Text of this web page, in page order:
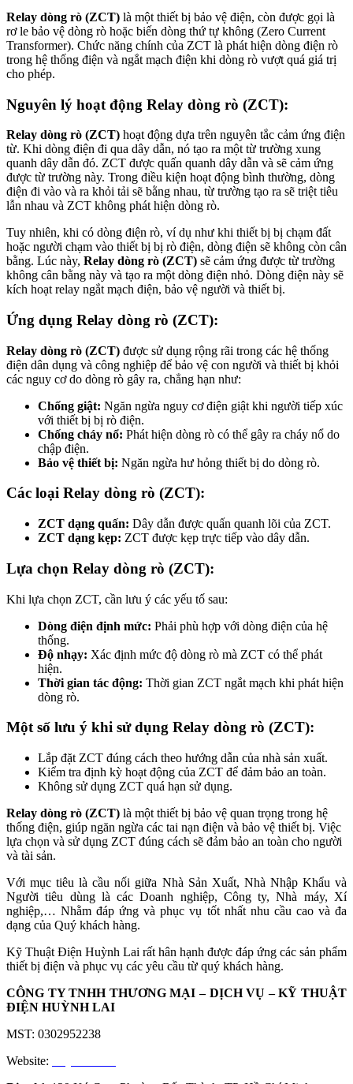
là:
2,130,000₫.
tại
là:
1,320,600₫.
Relay dòng rò (ZCT) là một thiết bị bảo vệ điện, còn được gọi là
rơ le bảo vệ dòng rò hoặc biến dòng thứ tự không (Zero Current
Transformer). Chức năng chính của ZCT là phát hiện dòng điện rò
trong hệ thống điện và ngắt mạch điện khi dòng rò vượt quá giá trị
cho phép.
Nguyên lý hoạt động Relay dòng rò (ZCT):
Relay dòng rò (ZCT) hoạt động dựa trên nguyên tắc cảm ứng điện
từ. Khi dòng điện đi qua dây dẫn, nó tạo ra một từ trường xung
quanh dây dẫn đó. ZCT được quấn quanh dây dẫn và sẽ cảm ứng
được từ trường này. Trong điều kiện hoạt động bình thường, dòng
điện đi vào và ra khỏi tải sẽ bằng nhau, từ trường tạo ra sẽ triệt tiêu
lẫn nhau và ZCT không phát hiện dòng rò.
Tuy nhiên, khi có dòng điện rò, ví dụ như khi thiết bị bị chạm đất
hoặc người chạm vào thiết bị bị rò điện, dòng điện sẽ không còn cân
bằng. Lúc này, Relay dòng rò (ZCT) sẽ cảm ứng được từ trường
không cân bằng này và tạo ra một dòng điện nhỏ. Dòng điện này sẽ
kích hoạt relay ngắt mạch điện, bảo vệ người và thiết bị.
Ứng dụng Relay dòng rò (ZCT):
Relay dòng rò (ZCT) được sử dụng rộng rãi trong các hệ thống
điện dân dụng và công nghiệp để bảo vệ con người và thiết bị khỏi
các nguy cơ do dòng rò gây ra, chẳng hạn như:
Chống giật: Ngăn ngừa nguy cơ điện giật khi người tiếp xúc
với thiết bị bị rò điện.
Chống cháy nổ: Phát hiện dòng rò có thể gây ra cháy nổ do
chập điện.
Bảo vệ thiết bị: Ngăn ngừa hư hỏng thiết bị do dòng rò.
Các loại Relay dòng rò (ZCT):
ZCT dạng quấn: Dây dẫn được quấn quanh lõi của ZCT.
ZCT dạng kẹp: ZCT được kẹp trực tiếp vào dây dẫn.
Lựa chọn Relay dòng rò (ZCT):
Khi lựa chọn ZCT, cần lưu ý các yếu tố sau:
Dòng điện định mức: Phải phù hợp với dòng điện của hệ
thống.
Độ nhạy: Xác định mức độ dòng rò mà ZCT có thể phát
hiện.
Thời gian tác động: Thời gian ZCT ngắt mạch khi phát hiện
dòng rò.
Một số lưu ý khi sử dụng Relay dòng rò (ZCT):
Lắp đặt ZCT đúng cách theo hướng dẫn của nhà sản xuất.
Kiểm tra định kỳ hoạt động của ZCT để đảm bảo an toàn.
Không sử dụng ZCT quá hạn sử dụng.
Relay dòng rò (ZCT) là một thiết bị bảo vệ quan trọng trong hệ
thống điện, giúp ngăn ngừa các tai nạn điện và bảo vệ thiết bị. Việc
lựa chọn và sử dụng ZCT đúng cách sẽ đảm bảo an toàn cho người
và tài sản.
Với mục tiêu là cầu nối giữa Nhà Sản Xuất, Nhà Nhập Khẩu và
Người tiêu dùng là các Doanh nghiệp, Công ty, Nhà máy, Xí
nghiệp,… Nhằm đáp ứng và phục vụ tốt nhất nhu cầu cao và đa
dạng của Quý khách hàng.
Kỹ Thuật Điện Huỳnh Lai rất hân hạnh được đáp ứng các sản phẩm
thiết bị điện và phục vụ các yêu cầu từ quý khách hàng.
CÔNG TY TNHH THƯƠNG MẠI – DỊCH VỤ – KỸ THUẬT
ĐIỆN HUỲNH LAI
MST: 0302952238
Website: